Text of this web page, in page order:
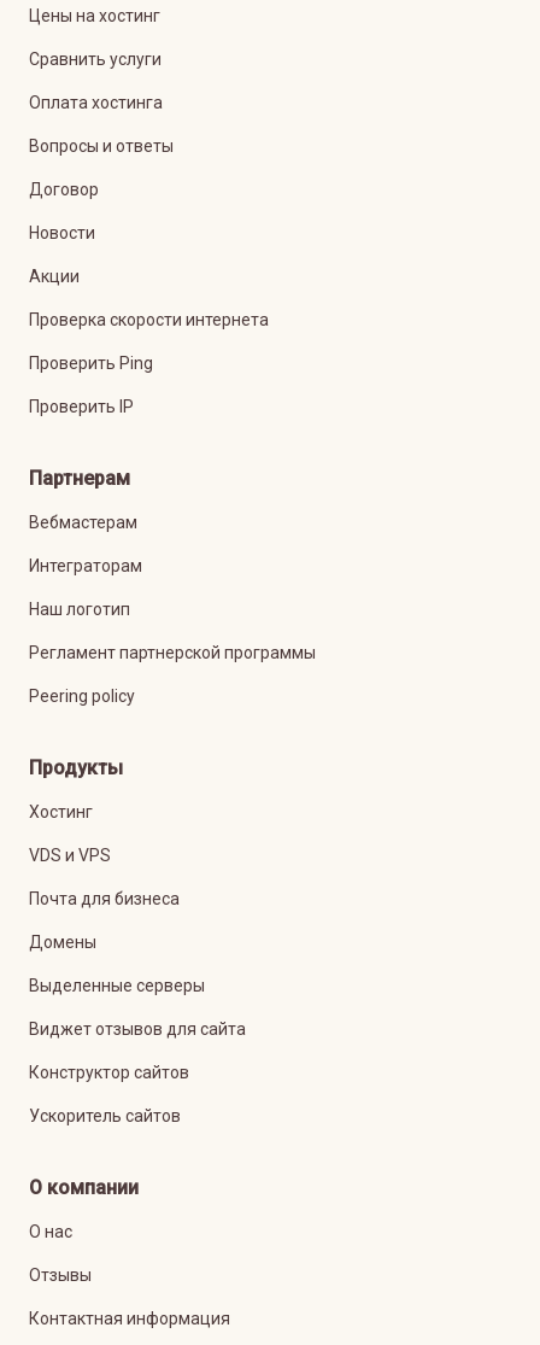
Цены на хостинг
Сравнить услуги
Оплата хостинга
Вопросы и ответы
Договор
Новости
Акции
Проверка скорости интернета
Проверить Ping
Проверить IP
Партнерам
Вебмастерам
Интеграторам
Наш логотип
Регламент партнерской программы
Peering policy
Продукты
Хостинг
VDS и VPS
Почта для бизнеса
Домены
Выделенные серверы
Виджет отзывов для сайта
Конструктор сайтов
Ускоритель сайтов
О компании
О нас
Отзывы
Контактная информация